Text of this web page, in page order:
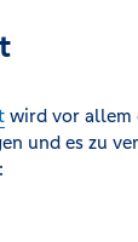
wird vor allem
und es zu